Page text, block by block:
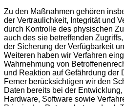
Zu den Maßnahmen gehören
der Vertraulichkeit, Integrität und
durch Kontrolle des physischen
auch des sie betreffenden
der Sicherung der Verfügbarkeit
Weiteren haben wir Verfahren
Wahrnehmung von
und Reaktion auf Gefährdung der
Ferner berücksichtigen wir den
Daten bereits bei der
Hardware, Software sowie